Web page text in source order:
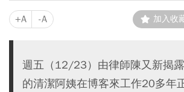
+A -A 加入收
週五（12/23）由律師陳又新揭
的清潔阿姨在博客來工作20多年